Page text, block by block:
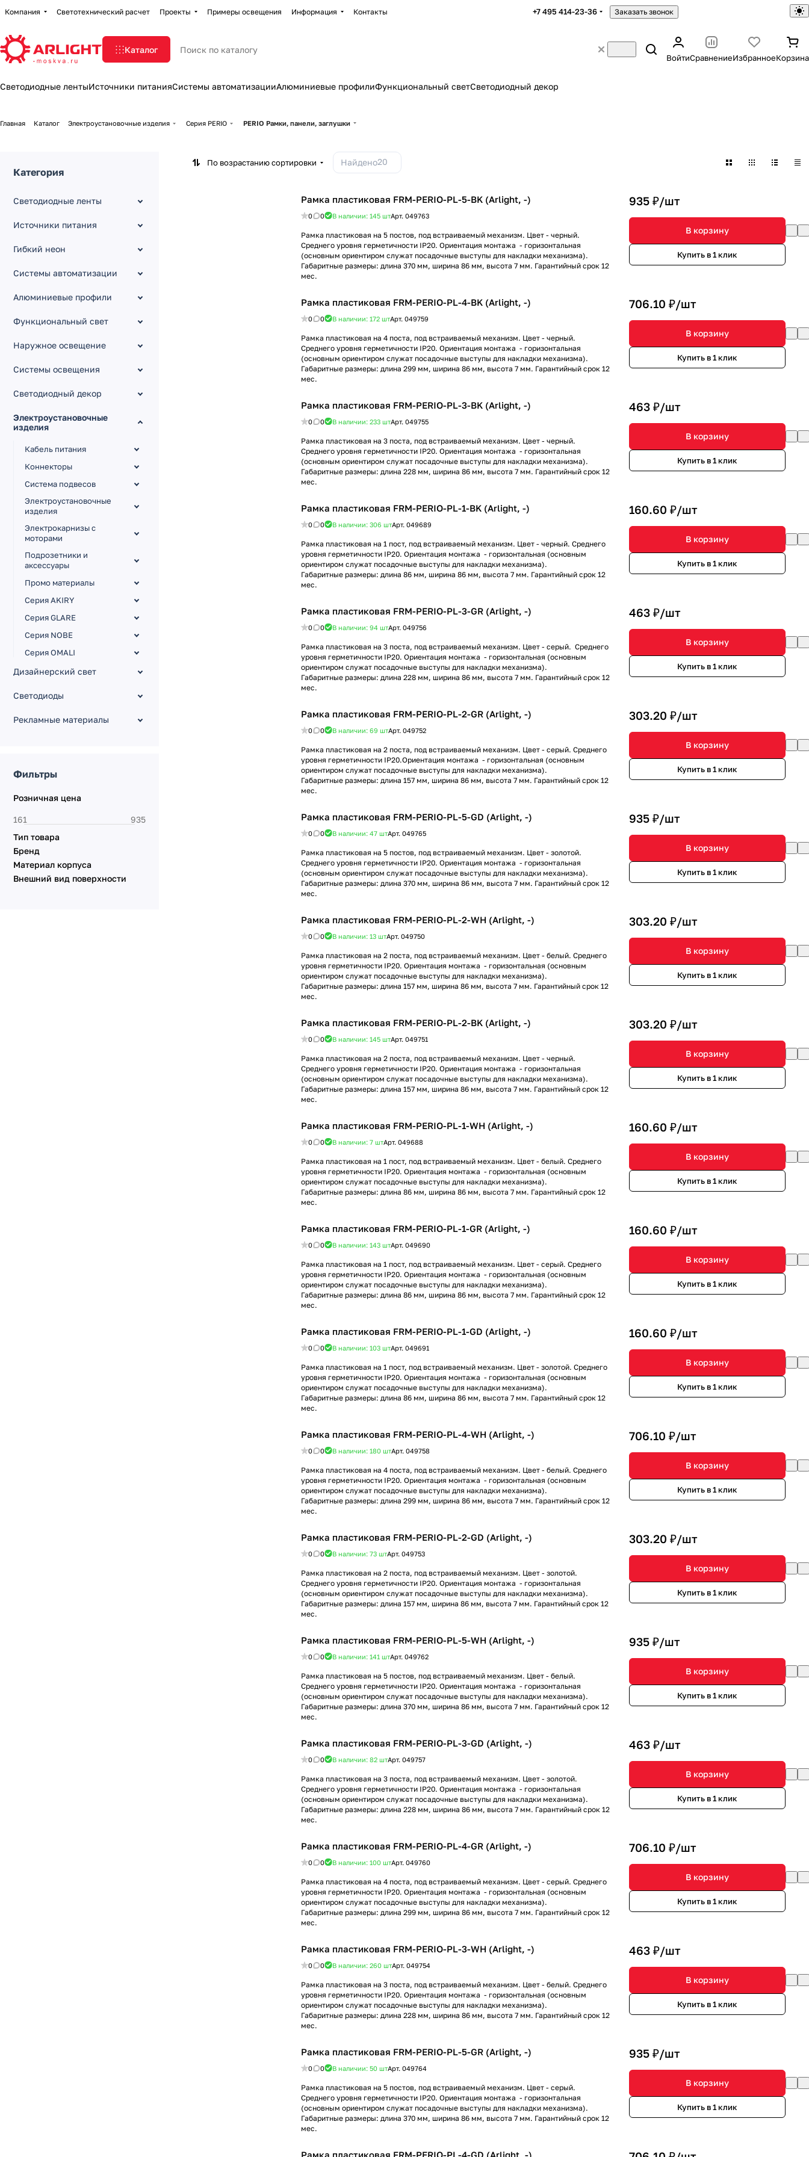
Компания Светотехнический расчет Проекты Примеры освещения Информация Контакты +7 495 414-23-36 Заказать звонок
Каталог
ВойтиСравнениеИзбранноеКорзина
Светодиодные лентыИсточники питанияСистемы автоматизацииАлюминиевые профилиФункциональный светСветодиодный декор
Главная Каталог Электроустановочные изделия Серия PERIO PERIO Рамки, панели, заглушки
По возрастанию сортировки Найдено20
Рамка пластиковая FRM-PERIO-PL-5-BK (Arlight, -)
0 0 В наличии: 145 штАрт. 049763
Рамка пластиковая на 5 постов, под встраиваемый механизм. Цвет - черный.
Среднего уровня герметичности IP20. Ориентация монтажа - горизонтальная
(основным ориентиром служат посадочные выступы для накладки механизма).
Габаритные размеры: длина 370 мм, ширина 86 мм, высота 7 мм. Гарантийный срок 12
мес.
935 ₽/шт
В корзину
Купить в 1 клик
Рамка пластиковая FRM-PERIO-PL-4-BK (Arlight, -)
0 0 В наличии: 172 штАрт. 049759
Рамка пластиковая на 4 поста, под встраиваемый механизм. Цвет - черный.
Среднего уровня герметичности IP20. Ориентация монтажа - горизонтальная
(основным ориентиром служат посадочные выступы для накладки механизма).
Габаритные размеры: длина 299 мм, ширина 86 мм, высота 7 мм. Гарантийный срок 12
мес.
706.10 ₽/шт
В корзину
Купить в 1 клик
Рамка пластиковая FRM-PERIO-PL-3-BK (Arlight, -)
0 0 В наличии: 233 штАрт. 049755
Рамка пластиковая на 3 поста, под встраиваемый механизм. Цвет - черный.
Среднего уровня герметичности IP20. Ориентация монтажа - горизонтальная
(основным ориентиром служат посадочные выступы для накладки механизма).
Габаритные размеры: длина 228 мм, ширина 86 мм, высота 7 мм. Гарантийный срок 12
мес.
463 ₽/шт
В корзину
Купить в 1 клик
Рамка пластиковая FRM-PERIO-PL-1-BK (Arlight, -)
0 0 В наличии: 306 штАрт. 049689
Рамка пластиковая на 1 пост, под встраиваемый механизм. Цвет - черный. Среднего
уровня герметичности IP20. Ориентация монтажа - горизонтальная (основным
ориентиром служат посадочные выступы для накладки механизма).
Габаритные размеры: длина 86 мм, ширина 86 мм, высота 7 мм. Гарантийный срок 12
мес.
160.60 ₽/шт
В корзину
Купить в 1 клик
Рамка пластиковая FRM-PERIO-PL-3-GR (Arlight, -)
0 0 В наличии: 94 штАрт. 049756
Рамка пластиковая на 3 поста, под встраиваемый механизм. Цвет - серый. Среднего
уровня герметичности IP20. Ориентация монтажа - горизонтальная (основным
ориентиром служат посадочные выступы для накладки механизма).
Габаритные размеры: длина 228 мм, ширина 86 мм, высота 7 мм. Гарантийный срок 12
мес.
463 ₽/шт
В корзину
Купить в 1 клик
Рамка пластиковая FRM-PERIO-PL-2-GR (Arlight, -)
0 0 В наличии: 69 штАрт. 049752
Рамка пластиковая на 2 поста, под встраиваемый механизм. Цвет - серый. Среднего
уровня герметичности IP20.Ориентация монтажа - горизонтальная (основным
ориентиром служат посадочные выступы для накладки механизма).
Габаритные размеры: длина 157 мм, ширина 86 мм, высота 7 мм. Гарантийный срок 12
мес.
303.20 ₽/шт
В корзину
Купить в 1 клик
Рамка пластиковая FRM-PERIO-PL-5-GD (Arlight, -)
0 0 В наличии: 47 штАрт. 049765
Рамка пластиковая на 5 постов, под встраиваемый механизм. Цвет - золотой.
Среднего уровня герметичности IP20. Ориентация монтажа - горизонтальная
(основным ориентиром служат посадочные выступы для накладки механизма).
Габаритные размеры: длина 370 мм, ширина 86 мм, высота 7 мм. Гарантийный срок 12
мес.
935 ₽/шт
В корзину
Купить в 1 клик
Рамка пластиковая FRM-PERIO-PL-2-WH (Arlight, -)
0 0 В наличии: 13 штАрт. 049750
Рамка пластиковая на 2 поста, под встраиваемый механизм. Цвет - белый. Среднего
уровня герметичности IP20. Ориентация монтажа - горизонтальная (основным
ориентиром служат посадочные выступы для накладки механизма).
Габаритные размеры: длина 157 мм, ширина 86 мм, высота 7 мм. Гарантийный срок 12
мес.
303.20 ₽/шт
В корзину
Купить в 1 клик
Рамка пластиковая FRM-PERIO-PL-2-BK (Arlight, -)
0 0 В наличии: 145 штАрт. 049751
Рамка пластиковая на 2 поста, под встраиваемый механизм. Цвет - черный.
Среднего уровня герметичности IP20. Ориентация монтажа - горизонтальная
(основным ориентиром служат посадочные выступы для накладки механизма).
Габаритные размеры: длина 157 мм, ширина 86 мм, высота 7 мм. Гарантийный срок 12
мес.
303.20 ₽/шт
В корзину
Купить в 1 клик
Рамка пластиковая FRM-PERIO-PL-1-WH (Arlight, -)
0 0 В наличии: 7 штАрт. 049688
Рамка пластиковая на 1 пост, под встраиваемый механизм. Цвет - белый. Среднего
уровня герметичности IP20. Ориентация монтажа - горизонтальная (основным
ориентиром служат посадочные выступы для накладки механизма).
Габаритные размеры: длина 86 мм, ширина 86 мм, высота 7 мм. Гарантийный срок 12
мес.
160.60 ₽/шт
В корзину
Купить в 1 клик
Рамка пластиковая FRM-PERIO-PL-1-GR (Arlight, -)
0 0 В наличии: 143 штАрт. 049690
Рамка пластиковая на 1 пост, под встраиваемый механизм. Цвет - серый. Среднего
уровня герметичности IP20. Ориентация монтажа - горизонтальная (основным
ориентиром служат посадочные выступы для накладки механизма).
Габаритные размеры: длина 86 мм, ширина 86 мм, высота 7 мм. Гарантийный срок 12
мес.
160.60 ₽/шт
В корзину
Купить в 1 клик
Рамка пластиковая FRM-PERIO-PL-1-GD (Arlight, -)
0 0 В наличии: 103 штАрт. 049691
Рамка пластиковая на 1 пост, под встраиваемый механизм. Цвет - золотой. Среднего
уровня герметичности IP20. Ориентация монтажа - горизонтальная (основным
ориентиром служат посадочные выступы для накладки механизма).
Габаритные размеры: длина 86 мм, ширина 86 мм, высота 7 мм. Гарантийный срок 12
мес.
160.60 ₽/шт
В корзину
Купить в 1 клик
Рамка пластиковая FRM-PERIO-PL-4-WH (Arlight, -)
0 0 В наличии: 180 штАрт. 049758
Рамка пластиковая на 4 поста, под встраиваемый механизм. Цвет - белый. Среднего
уровня герметичности IP20. Ориентация монтажа - горизонтальная (основным
ориентиром служат посадочные выступы для накладки механизма).
Габаритные размеры: длина 299 мм, ширина 86 мм, высота 7 мм. Гарантийный срок 12
мес.
706.10 ₽/шт
В корзину
Купить в 1 клик
Рамка пластиковая FRM-PERIO-PL-2-GD (Arlight, -)
0 0 В наличии: 73 штАрт. 049753
Рамка пластиковая на 2 поста, под встраиваемый механизм. Цвет - золотой.
Среднего уровня герметичности IP20. Ориентация монтажа - горизонтальная
(основным ориентиром служат посадочные выступы для накладки механизма).
Габаритные размеры: длина 157 мм, ширина 86 мм, высота 7 мм. Гарантийный срок 12
мес.
303.20 ₽/шт
В корзину
Купить в 1 клик
Рамка пластиковая FRM-PERIO-PL-5-WH (Arlight, -)
0 0 В наличии: 141 штАрт. 049762
Рамка пластиковая на 5 постов, под встраиваемый механизм. Цвет - белый.
Среднего уровня герметичности IP20. Ориентация монтажа - горизонтальная
(основным ориентиром служат посадочные выступы для накладки механизма).
Габаритные размеры: длина 370 мм, ширина 86 мм, высота 7 мм. Гарантийный срок 12
мес.
935 ₽/шт
В корзину
Купить в 1 клик
Рамка пластиковая FRM-PERIO-PL-3-GD (Arlight, -)
0 0 В наличии: 82 штАрт. 049757
Рамка пластиковая на 3 поста, под встраиваемый механизм. Цвет - золотой.
Среднего уровня герметичности IP20. Ориентация монтажа - горизонтальная
(основным ориентиром служат посадочные выступы для накладки механизма).
Габаритные размеры: длина 228 мм, ширина 86 мм, высота 7 мм. Гарантийный срок 12
мес.
463 ₽/шт
В корзину
Купить в 1 клик
Рамка пластиковая FRM-PERIO-PL-4-GR (Arlight, -)
0 0 В наличии: 100 штАрт. 049760
Рамка пластиковая на 4 поста, под встраиваемый механизм. Цвет - серый. Среднего
уровня герметичности IP20. Ориентация монтажа - горизонтальная (основным
ориентиром служат посадочные выступы для накладки механизма).
Габаритные размеры: длина 299 мм, ширина 86 мм, высота 7 мм. Гарантийный срок 12
мес.
706.10 ₽/шт
В корзину
Купить в 1 клик
Рамка пластиковая FRM-PERIO-PL-3-WH (Arlight, -)
0 0 В наличии: 260 штАрт. 049754
Рамка пластиковая на 3 поста, под встраиваемый механизм. Цвет - белый. Среднего
уровня герметичности IP20. Ориентация монтажа - горизонтальная (основным
ориентиром служат посадочные выступы для накладки механизма).
Габаритные размеры: длина 228 мм, ширина 86 мм, высота 7 мм. Гарантийный срок 12
мес.
463 ₽/шт
В корзину
Купить в 1 клик
Рамка пластиковая FRM-PERIO-PL-5-GR (Arlight, -)
0 0 В наличии: 50 штАрт. 049764
Рамка пластиковая на 5 постов, под встраиваемый механизм. Цвет - серый.
Среднего уровня герметичности IP20. Ориентация монтажа - горизонтальная
(основным ориентиром служат посадочные выступы для накладки механизма).
Габаритные размеры: длина 370 мм, ширина 86 мм, высота 7 мм. Гарантийный срок 12
мес.
935 ₽/шт
В корзину
Купить в 1 клик
Рамка пластиковая FRM-PERIO-PL-4-GD (Arlight, -)
Категория
Светодиодные ленты
Источники питания
Гибкий неон
Системы автоматизации
Алюминиевые профили
Функциональный свет
Наружное освещение
Системы освещения
Светодиодный декор
Электроустановочные
изделия
Кабель питания
Коннекторы
Система подвесов
Электроустановочные
изделия
Электрокарнизы с
моторами
Подрозетники и
аксессуары
Промо материалы
Серия AKIRY
Серия GLARE
Серия NOBE
Серия OMALI
Серия OMALI [Zigbee,
сенсор]
Серия PERIO
PERIO Регуляторы
Серия TENDO
Серия VERSA
Серия XSILO
Дизайнерский свет
Светодиоды
Рекламные материалы
Фильтры
Розничная цена
Тип товара
Бренд
Материал корпуса
Внешний вид поверхности